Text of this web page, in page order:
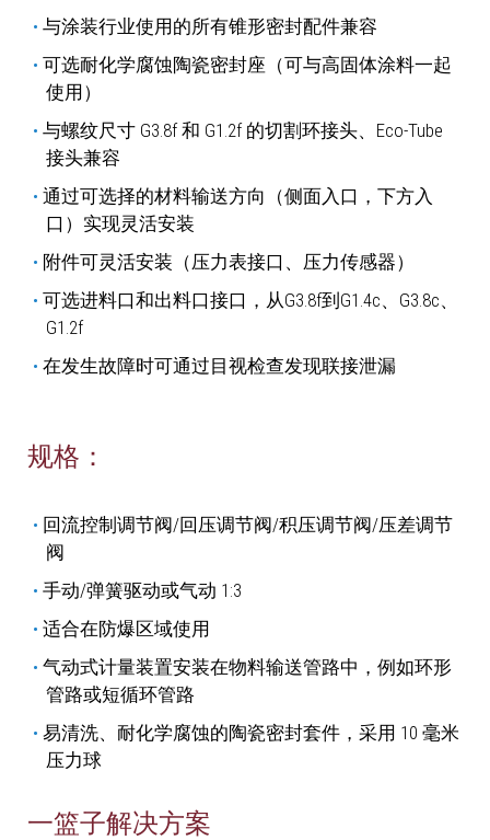
与涂装行业使用的所有锥形密封配件兼容
可选耐化学腐蚀陶瓷密封座（可与高固体涂料一起
使用）
与螺纹尺寸 G3.8f 和 G1.2f 的切割环接头、Eco-Tube
接头兼容
通过可选择的材料输送方向（侧面入口，下方入
口）实现灵活安装
附件可灵活安装（压力表接口、压力传感器）
可选进料口和出料口接口，从G3.8f到G1.4c、G3.8c、
G1.2f
在发生故障时可通过目视检查发现联接泄漏
规格：
回流控制调节阀/回压调节阀/积压调节阀/压差调节
阀
手动/弹簧驱动或气动 1:3
适合在防爆区域使用
气动式计量装置安装在物料输送管路中，例如环形
管路或短循环管路
易清洗、耐化学腐蚀的陶瓷密封套件，采用 10 毫米
压力球
一篮子解决方案